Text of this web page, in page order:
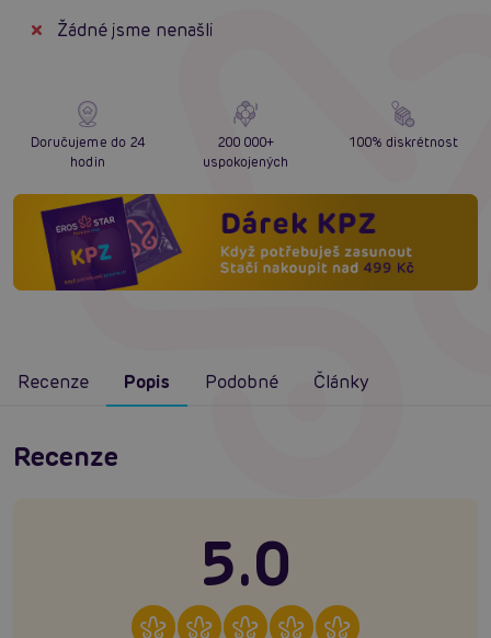
Žádné jsme nenašli
Doručujeme do 24
hodin
200 000+
uspokojených
100% diskrétnost
Recenze Popis Podobné Články
Recenze
5.0